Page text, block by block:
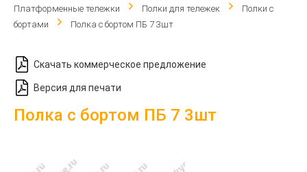
Платформенные тележки
Полки для тележек
Полки с
бортами
Полка с бортом ПБ 7 3шт
Скачать коммерческое предложение
Версия для печати
Полка с бортом ПБ 7 3шт